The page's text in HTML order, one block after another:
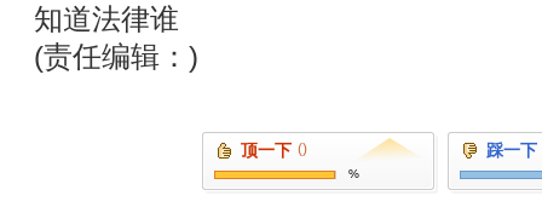
知道法律谁
(责任编辑：)
顶一下 ()
%
踩一下